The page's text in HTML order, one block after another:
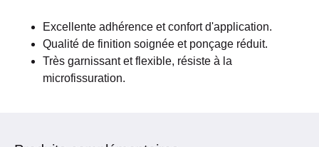
Excellente adhérence et confort d'application.
Qualité de finition soignée et ponçage réduit.
Très garnissant et flexible, résiste à la
microfissuration.